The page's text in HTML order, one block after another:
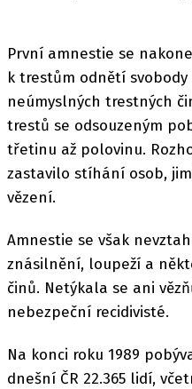
První amnestie se
k trestům odnětí
neúmyslných trestných
trestů se odsouzeným
třetinu až polovinu.
zastavilo stíhání osob,
vězení.
Amnestie se však
znásilnění, loupeží a
činů. Netýkala se ani
nebezpeční recidivisté.
Na konci roku 1989
dnešní ČR 22.365 lidí,